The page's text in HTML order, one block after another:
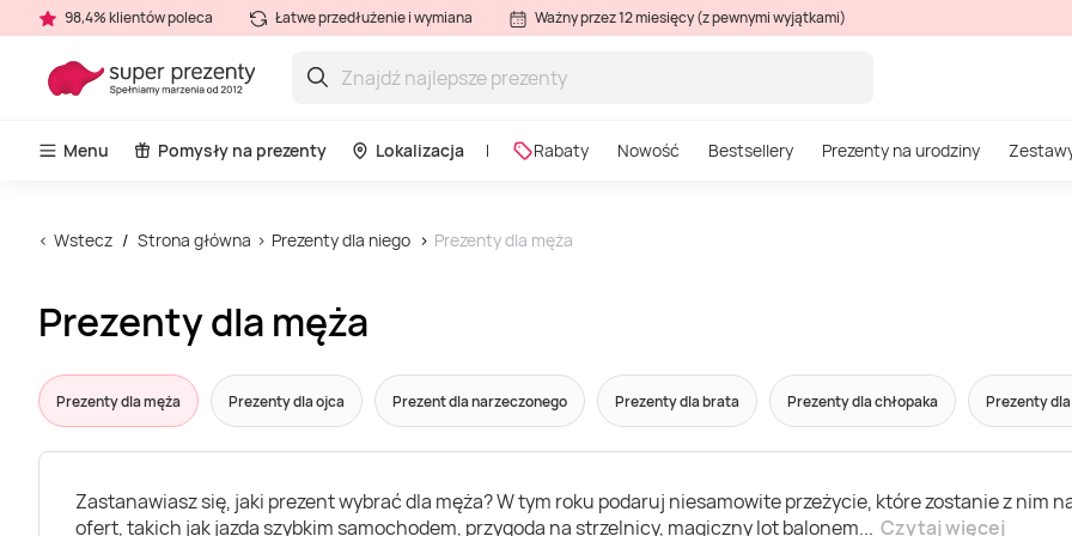
98,4% klientów poleca Łatwe przedłużenie i wymiana Ważny przez 12 miesięcy (z pewnymi wyjątkami)
Menu Pomysły na prezenty Lokalizacja Rabaty Nowość Bestsellery Prezenty na urodziny
Wstecz Strona główna Prezenty dla niego Prezenty dla męża
Prezenty dla męża
Prezenty dla męża Prezenty dla ojca Prezent dla narzeczonego Prezenty dla brata Prezenty dla chłopaka Prezenty
Zastanawiasz się, jaki prezent wybrać dla męża? W tym roku podaruj niesamowite przeżycie, które zostanie z nim
ofert, takich jak jazda szybkim samochodem, przygoda na strzelnicy, magiczny lot balonem... Czytaj więcej